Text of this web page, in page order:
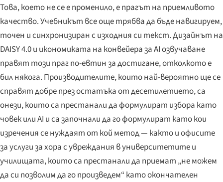
Това, което не се е променило, е прагът на приемливото
качество. Учебникът все още трябва да бъде навигируем,
точен и синхронизиран с изходния си текст. Дизайнът на
DAISY 4.0 и икономиката на конвейера за AI озвучаване
правят този праг по-евтин за достигане, отколкото е
бил някога. Производителите, които най-вероятно ще се
справят добре през остатъка от десетилетието, са
онези, които са престанали да формулират избора като
човек или AI и са започнали да го формулират като кои
изречения се нуждаят от кой метод — както и офисите
за услуги за хора с увреждания в университетите и
училищата, които са престанали да приемат „не можем
да си позволим да го произведем“ като окончателен